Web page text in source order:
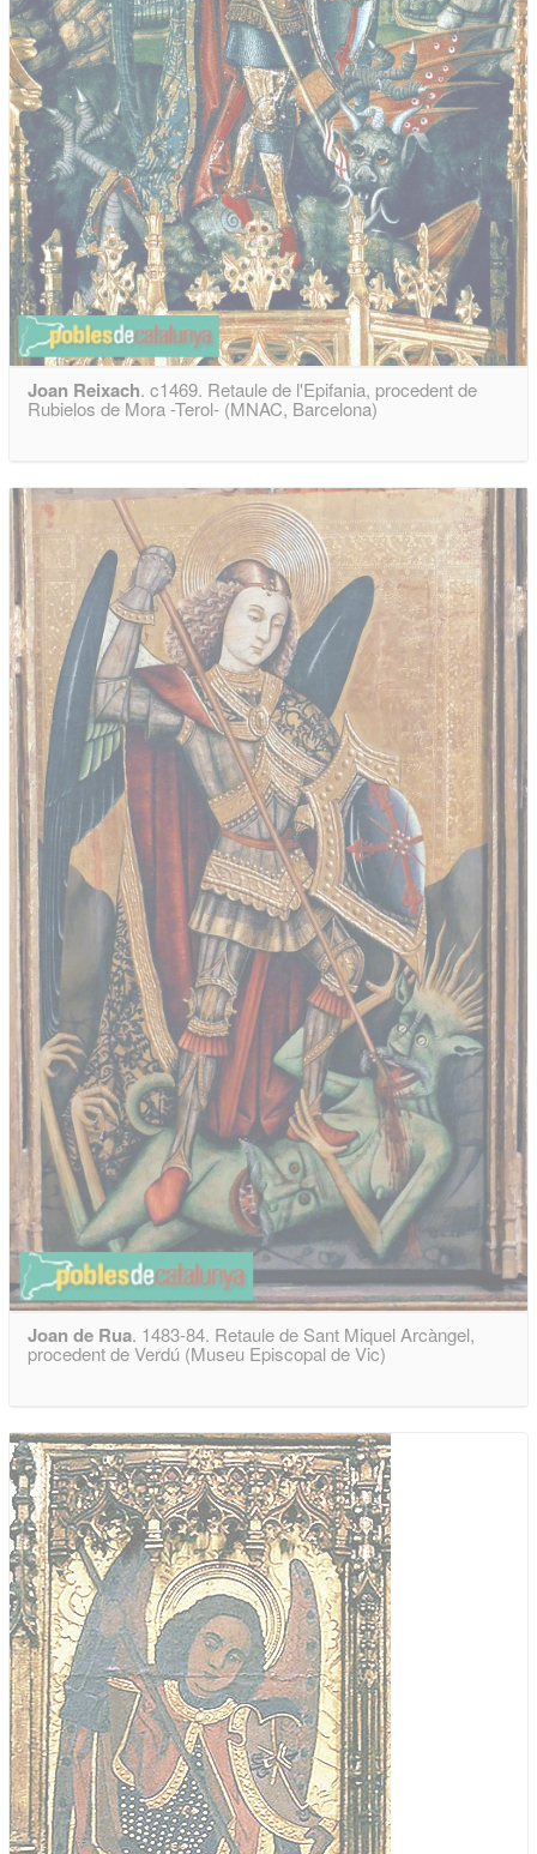
Joan Reixach. c1469. Retaule de l'Epifania, procedent de
Rubielos de Mora -Terol- (MNAC, Barcelona)
Joan de Rua. 1483-84. Retaule de Sant Miquel Arcàngel,
procedent de Verdú (Museu Episcopal de Vic)